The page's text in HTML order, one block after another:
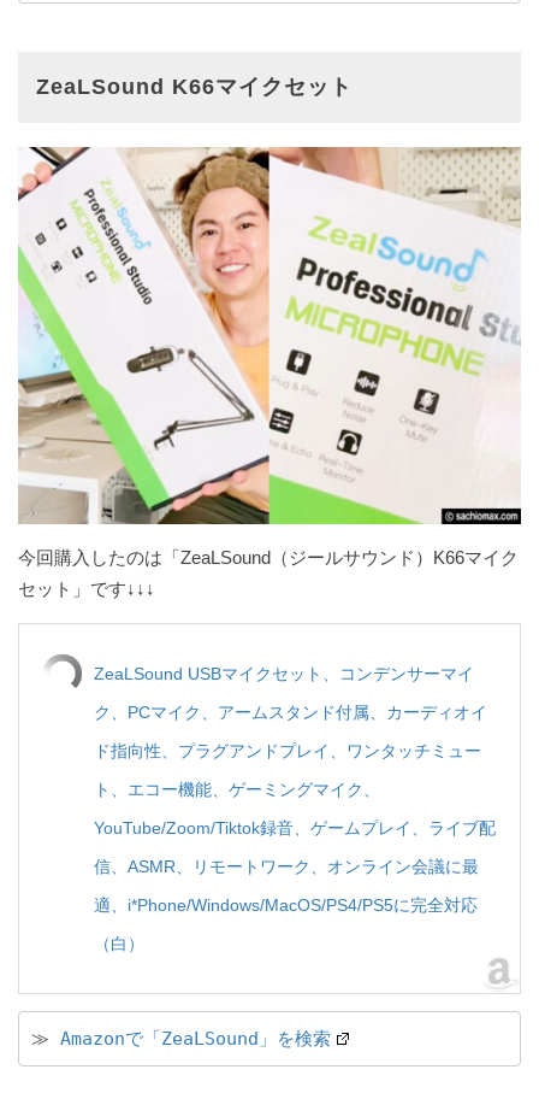
ZeaLSound K66マイクセット
今回購入したのは「ZeaLSound（ジールサウンド）K66マイク
セット」です↓↓↓
ZeaLSound USBマイクセット、コンデンサーマイ
ク、PCマイク、アームスタンド付属、カーディオイ
ド指向性、プラグアンドプレイ、ワンタッチミュー
ト、エコー機能、ゲーミングマイク、
YouTube/Zoom/Tiktok録音、ゲームプレイ、ライブ配
信、ASMR、リモートワーク、オンライン会議に最
適、i*Phone/Windows/MacOS/PS4/PS5に完全対応
（白）
≫ Amazonで「ZeaLSound」を検索